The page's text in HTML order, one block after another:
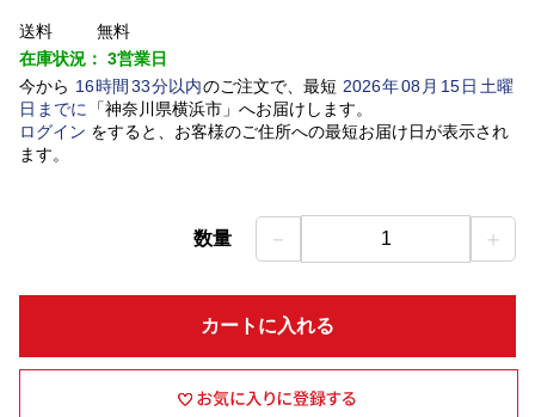
送料
無料
在庫状況： 3営業日
今から 16時間 33分以内のご注文で、最短 2026年08 月 15日土曜
日 までに 「神奈川県横浜市」 へお届けします。
ログイン をすると、お客様のご住所への最短お届け日が表示され
ます。
数量 － 1 ＋
カートに入れる